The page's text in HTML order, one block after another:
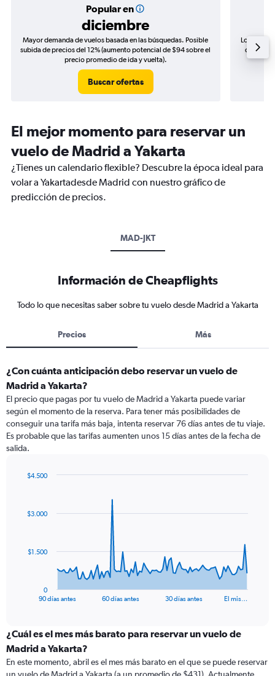
Popular en
diciembre
Mayor demanda de vuelos basada en las búsquedas. Posible
subida de precios del 12% (aumento potencial de $94 sobre el
precio promedio de ida y vuelta).
Buscar ofertas
Los
de
El mejor momento para reservar un
vuelo de Madrid a Yakarta
¿Tienes un calendario flexible? Descubre la época ideal para
volar a Yakartadesde Madrid con nuestro gráfico de
predicción de precios.
MAD-JKT
Información de Cheapflights
Todo lo que necesitas saber sobre tu vuelo desde Madrid a Yakarta
Precios Más
¿Con cuánta anticipación debo reservar un vuelo de
Madrid a Yakarta?
El precio que pagas por tu vuelo de Madrid a Yakarta puede variar
según el momento de la reserva. Para tener más posibilidades de
conseguir una tarifa más baja, intenta reservar 76 días antes de tu viaje.
Es probable que las tarifas aumenten unos 15 días antes de la fecha de
salida.
data
The
categories.
Range:
categories.
90 días antes 60 días antes 30 días antes El mis…
0
$1.500
$3.000
$4.500
¿Cuál es el mes más barato para reservar un vuelo de
Madrid a Yakarta?
En este momento, abril es el mes más barato en el que se puede reservar